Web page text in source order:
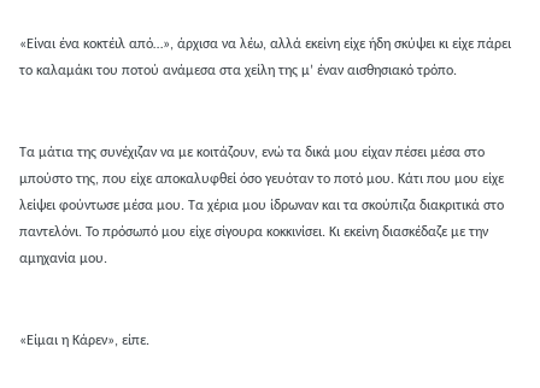
«Είναι ένα κοκτέιλ από…», άρχισα να λέω, αλλά εκείνη είχε ήδη σκύψει κι είχε πάρει
το καλαμάκι του ποτού ανάμεσα στα χείλη της μ’ έναν αισθησιακό τρόπο.
Τα μάτια της συνέχιζαν να με κοιτάζουν, ενώ τα δικά μου είχαν πέσει μέσα στο
μπούστο της, που είχε αποκαλυφθεί όσο γευόταν το ποτό μου. Κάτι που μου είχε
λείψει φούντωσε μέσα μου. Τα χέρια μου ίδρωναν και τα σκούπιζα διακριτικά στο
παντελόνι. Το πρόσωπό μου είχε σίγουρα κοκκινίσει. Κι εκείνη διασκέδαζε με την
αμηχανία μου.
«Είμαι η Κάρεν», είπε.